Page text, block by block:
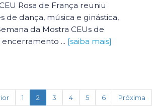
Rosa de França reuniu
de dança, música e ginástica,
da Mostra CEUs de
... [saiba mais]
1 2 (current)
3 4 5 6
Próxima